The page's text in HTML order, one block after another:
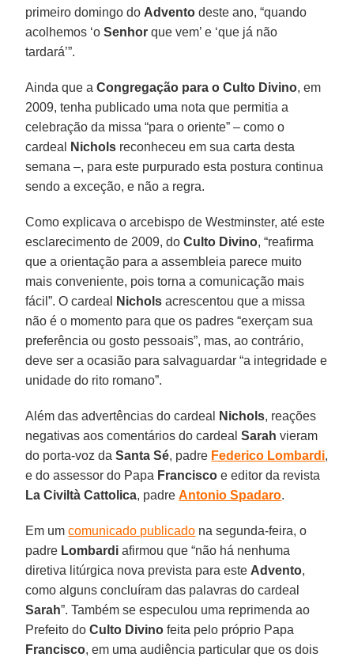
primeiro domingo do Advento deste ano, “quando
acolhemos ‘oSenhor que vem’ e ‘que já não
tardará’”.
Ainda que aCongregação para o Culto Divino, em
2009, tenha publicado uma nota que permitia a
celebração da missa “para o oriente” – como o
cardeal
Nichols reconheceu em sua carta desta
semana –, para este purpurado esta postura continua
sendo a exceção, e não a regra.
Como explicava o arcebispo de Westminster, até este
esclarecimento de 2009, doCulto Divino, “reafirma
que a orientação para a assembleia parece muito
mais conveniente, pois torna a comunicação mais
fácil”. O cardeal
Nichols acrescentou que a missa
não é o momento para que os padres “exerçam sua
preferência ou gosto pessoais”, mas, ao contrário,
deve ser a ocasião para salvaguardar “a integridade e
unidade do rito romano”.
Além das advertências do cardeal Nichols, reações
negativas aos comentários do cardealSarah vieram
do porta-voz daSanta Sé, padre Federico Lombardi,
e do assessor do Papa Francisco e editor da revista
La Civiltà Cattolica, padreAntonio Spadaro.
Em umcomunicado publicado na segunda-feira, o
padre Lombardi afirmou que “não há nenhuma
diretiva litúrgica nova prevista para este Advento,
como alguns concluíram das palavras do cardeal
Sarah”. Também se especulou uma reprimenda ao
Prefeito doCulto Divino feita pelo próprio Papa
Francisco, em uma audiência particular que os dois